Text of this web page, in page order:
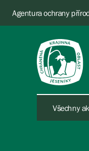
Agentura ochrany
Všechny